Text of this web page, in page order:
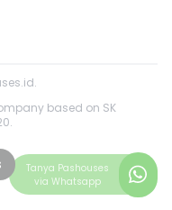
.
based on SK
Tanya Pashouses
via Whatsapp